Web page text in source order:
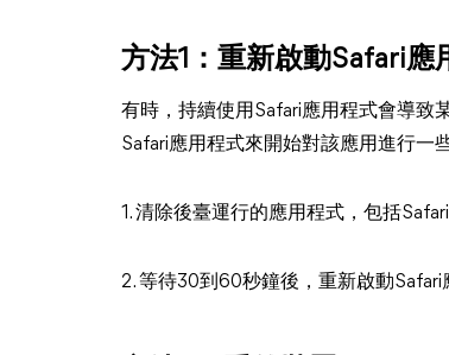
方法1：重新啟動Safari應
有時，持續使用Safari應用程式會導致
Safari應用程式來開始對該應用進行一
1. 清除後臺運行的應用程式，包括Safari
2. 等待30到60秒鐘後，重新啟動Safari